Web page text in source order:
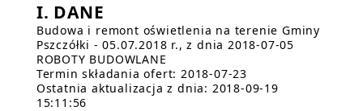
I. DANE
Budowa i remont oświetlenia na terenie Gminy
Pszczółki - 05.07.2018 r., z dnia 2018-07-05
ROBOTY BUDOWLANE
Termin składania ofert: 2018-07-23
Ostatnia aktualizacja z dnia: 2018-09-19
15:11:56